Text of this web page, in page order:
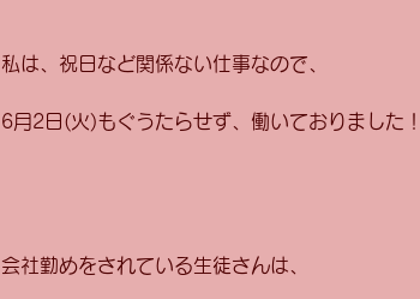
私は、祝日など関係ない仕事なので、
6月2日(火)もぐうたらせず、働いておりました！
会社勤めをされている生徒さんは、